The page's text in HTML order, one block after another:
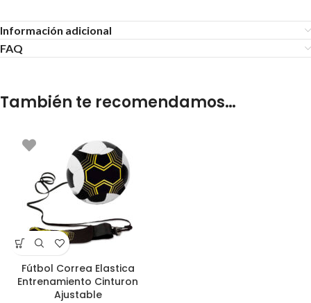
Información adicional
FAQ
También te recomendamos…
Fútbol Correa Elastica
Entrenamiento Cinturon
Ajustable